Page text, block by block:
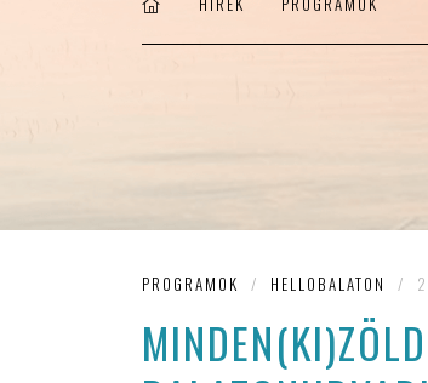
PROGRAMOK / HELLOBALATON /